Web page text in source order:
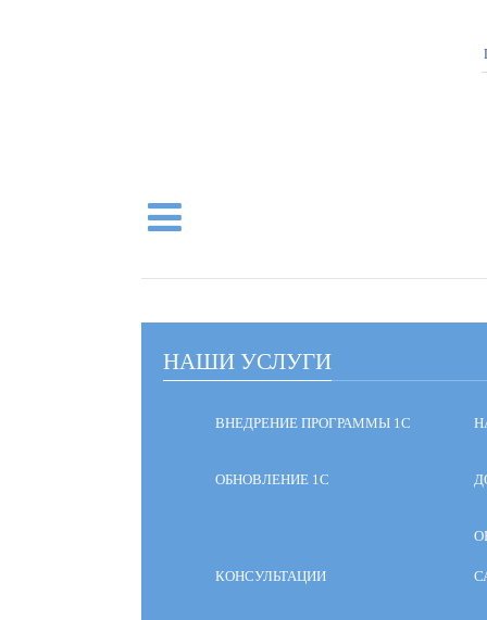
НАШИ УСЛУГИ
ВНЕДРЕНИЕ ПРОГРАММЫ 1С
ОБНОВЛЕНИЕ 1С
КОНСУЛЬТАЦИИ